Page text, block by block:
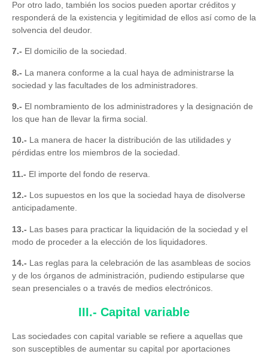
Por otro lado, también los socios pueden aportar créditos y
responderá de la existencia y legitimidad de ellos así como de la
solvencia del deudor.
7.- El domicilio de la sociedad.
8.- La manera conforme a la cual haya de administrarse la
sociedad y las facultades de los administradores.
9.- El nombramiento de los administradores y la designación de
los que han de llevar la firma social.
10.- La manera de hacer la distribución de las utilidades y
pérdidas entre los miembros de la sociedad.
11.- El importe del fondo de reserva.
12.- Los supuestos en los que la sociedad haya de disolverse
anticipadamente.
13.- Las bases para practicar la liquidación de la sociedad y el
modo de proceder a la elección de los liquidadores.
14.- Las reglas para la celebración de las asambleas de socios
y de los órganos de administración, pudiendo estipularse que
sean presenciales o a través de medios electrónicos.
III.- Capital variable
Las sociedades con capital variable se refiere a aquellas que
son susceptibles de aumentar su capital por aportaciones